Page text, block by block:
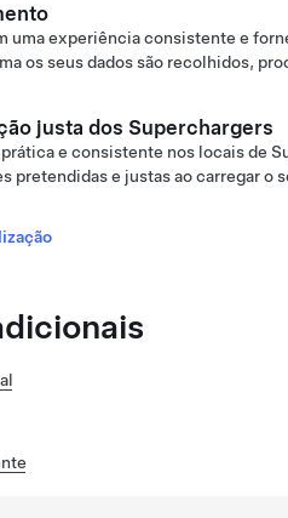
uma experiência consistente e
os seus dados são recolhidos,
justa dos Superchargers
e consistente nos locais de
pretendidas e justas ao carregar o